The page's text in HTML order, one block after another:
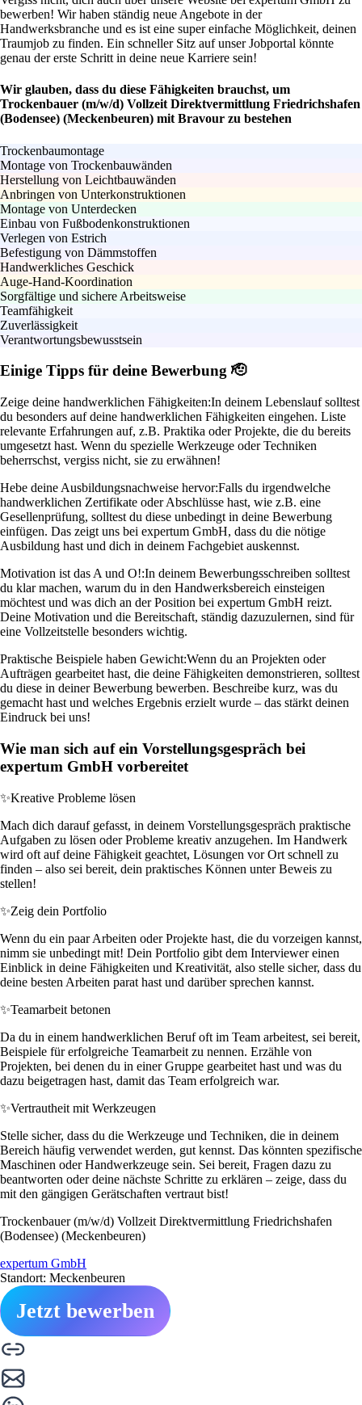
bewerben! Wir haben ständig neue Angebote in der
Handwerksbranche und es ist eine super einfache Möglichkeit, deinen
Traumjob zu finden. Ein schneller Sitz auf unser Jobportal könnte
genau der erste Schritt in deine neue Karriere sein!
Wir glauben, dass du diese Fähigkeiten brauchst, um
Trockenbauer (m/w/d) Vollzeit Direktvermittlung Friedrichshafen
(Bodensee) (Meckenbeuren) mit Bravour zu bestehen
Trockenbaumontage
Montage von Trockenbauwänden
Herstellung von Leichtbauwänden
Anbringen von Unterkonstruktionen
Montage von Unterdecken
Einbau von Fußbodenkonstruktionen
Verlegen von Estrich
Befestigung von Dämmstoffen
Handwerkliches Geschick
Auge-Hand-Koordination
Sorgfältige und sichere Arbeitsweise
Teamfähigkeit
Zuverlässigkeit
Verantwortungsbewusstsein
Einige Tipps für deine Bewerbung 🫡
Zeige deine handwerklichen Fähigkeiten:In deinem Lebenslauf solltest
du besonders auf deine handwerklichen Fähigkeiten eingehen. Liste
relevante Erfahrungen auf, z.B. Praktika oder Projekte, die du bereits
umgesetzt hast. Wenn du spezielle Werkzeuge oder Techniken
beherrschst, vergiss nicht, sie zu erwähnen!
Hebe deine Ausbildungsnachweise hervor:Falls du irgendwelche
handwerklichen Zertifikate oder Abschlüsse hast, wie z.B. eine
Gesellenprüfung, solltest du diese unbedingt in deine Bewerbung
einfügen. Das zeigt uns bei expertum GmbH, dass du die nötige
Ausbildung hast und dich in deinem Fachgebiet auskennst.
Motivation ist das A und O!:In deinem Bewerbungsschreiben solltest
du klar machen, warum du in den Handwerksbereich einsteigen
möchtest und was dich an der Position bei expertum GmbH reizt.
Deine Motivation und die Bereitschaft, ständig dazuzulernen, sind für
eine Vollzeitstelle besonders wichtig.
Praktische Beispiele haben Gewicht:Wenn du an Projekten oder
Aufträgen gearbeitet hast, die deine Fähigkeiten demonstrieren, solltest
du diese in deiner Bewerbung bewerben. Beschreibe kurz, was du
gemacht hast und welches Ergebnis erzielt wurde – das stärkt deinen
Eindruck bei uns!
Wie man sich auf ein Vorstellungsgespräch bei
expertum GmbH vorbereitet
✨Kreative Probleme lösen
Mach dich darauf gefasst, in deinem Vorstellungsgespräch praktische
Aufgaben zu lösen oder Probleme kreativ anzugehen. Im Handwerk
wird oft auf deine Fähigkeit geachtet, Lösungen vor Ort schnell zu
finden – also sei bereit, dein praktisches Können unter Beweis zu
stellen!
✨Zeig dein Portfolio
Wenn du ein paar Arbeiten oder Projekte hast, die du vorzeigen kannst,
nimm sie unbedingt mit! Dein Portfolio gibt dem Interviewer einen
Einblick in deine Fähigkeiten und Kreativität, also stelle sicher, dass du
deine besten Arbeiten parat hast und darüber sprechen kannst.
✨Teamarbeit betonen
Da du in einem handwerklichen Beruf oft im Team arbeitest, sei bereit,
Beispiele für erfolgreiche Teamarbeit zu nennen. Erzähle von
Projekten, bei denen du in einer Gruppe gearbeitet hast und was du
dazu beigetragen hast, damit das Team erfolgreich war.
✨Vertrautheit mit Werkzeugen
Stelle sicher, dass du die Werkzeuge und Techniken, die in deinem
Bereich häufig verwendet werden, gut kennst. Das könnten spezifische
Maschinen oder Handwerkzeuge sein. Sei bereit, Fragen dazu zu
beantworten oder deine nächste Schritte zu erklären – zeige, dass du
mit den gängigen Gerätschaften vertraut bist!
Trockenbauer (m/w/d) Vollzeit Direktvermittlung Friedrichshafen
(Bodensee) (Meckenbeuren)
expertum GmbH
Standort: Meckenbeuren
Jetzt bewerben